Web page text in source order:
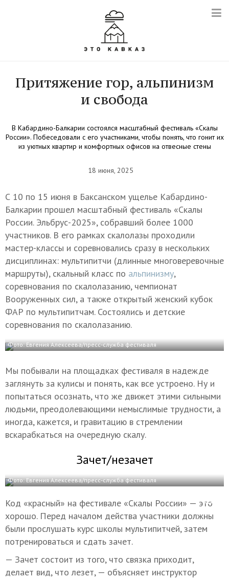
Притяжение гор, альпинизм
и свобода
В Кабардино-Балкарии состоялся масштабный фестиваль «Скалы
России». Побеседовали с его участниками, чтобы понять, что гонит их
из уютных квартир и комфортных офисов на отвесные стены
18 июня, 2025
С 10 по 15 июня в Баксанском ущелье Кабардино-
Балкарии прошел масштабный фестиваль «Скалы
России. Эльбрус-2025», собравший более 1000
участников. В его рамках скалолазы проходили
мастер-классы и соревновались сразу в нескольких
дисциплинах: мультипитчи (длинные многоверевочные
маршруты), скальный класс по альпинизму,
соревнования по скалолазанию, чемпионат
Вооруженных сил, а также открытый женский кубок
ФАР по мультипитчам. Состоялись и детские
соревнования по скалолазанию.
Фото: Евгения Алексеева/пресс-служба фестиваля
Мы побывали на площадках фестиваля в надежде
заглянуть за кулисы и понять, как все устроено. Ну и
попытаться осознать, что же движет этими сильными
людьми, преодолевающими немыслимые трудности, а
иногда, кажется, и гравитацию в стремлении
вскарабкаться на очередную скалу.
Зачет/незачет
Фото: Евгения Алексеева/пресс-служба фестиваля
Код «красный» на фестивале «Скалы России» — это
хорошо. Перед началом действа участники должны
были прослушать курс школы мультипитчей, затем
потренироваться и сдать зачет.
— Зачет состоит из того, что связка приходит,
делает вид, что лезет, — объясняет инструктор